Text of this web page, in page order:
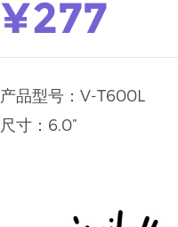
¥277
产品型号：V-T600L
尺寸：6.0”